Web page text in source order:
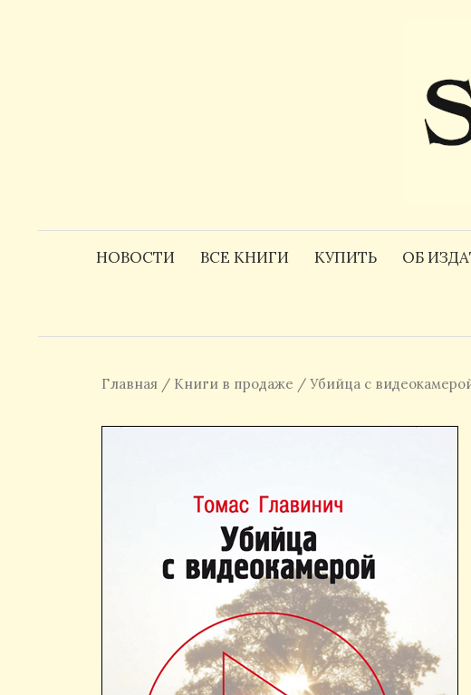
НОВОСТИ ВСЕ КНИГИ КУПИТЬ ОБ
Главная / Книги в продаже / Убийца с